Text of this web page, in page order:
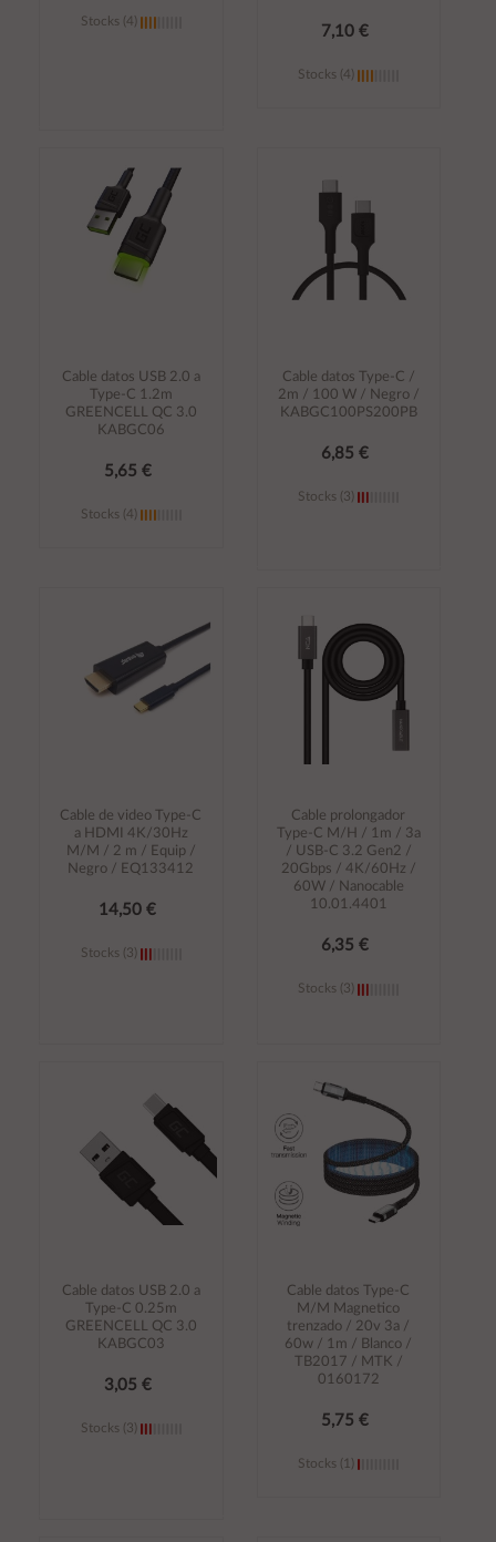
Stocks (4)
carrito
7,10 €
Stocks (4)
carrito
Cable datos USB 2.0 a
Type-C 1.2m
GREENCELL QC 3.0
KABGC06
5,65 €
Stocks (4)
Cable datos Type-C /
2m / 100 W / Negro /
KABGC100PS200PB
6,85 €
Stocks (3)
carrito
Cable de video Type-C
a HDMI 4K/30Hz
M/M / 2 m / Equip /
Negro / EQ133412
14,50 €
Stocks (3)
carrito
Cable prolongador
Type-C M/H / 1m / 3a
/ USB-C 3.2 Gen2 /
20Gbps / 4K/60Hz /
60W / Nanocable
10.01.4401
6,35 €
Stocks (3)
carrito
Cable datos USB 2.0 a
Type-C 0.25m
GREENCELL QC 3.0
KABGC03
3,05 €
Stocks (3)
Cable datos Type-C
M/M Magnetico
trenzado / 20v 3a /
60w / 1m / Blanco /
TB2017 / MTK /
0160172
5,75 €
Stocks (1)